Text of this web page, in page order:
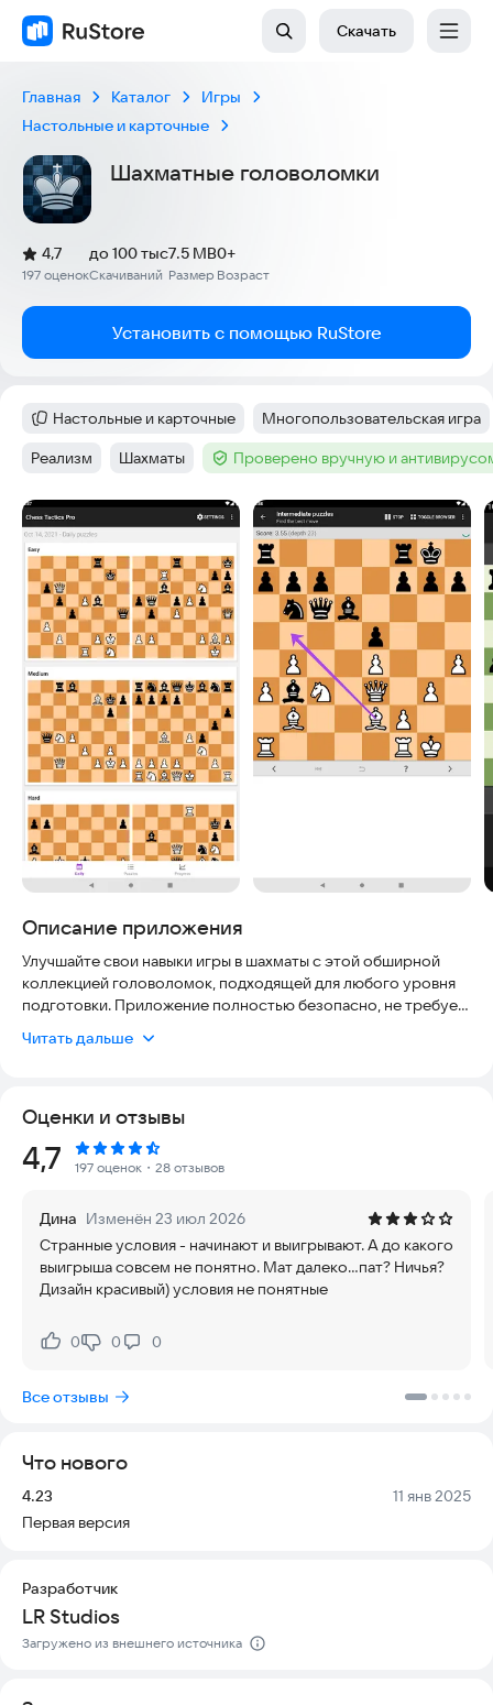
Скачать
Главная Каталог
Игры
Настольные и карточные
Шахматные головоломки
Рейтинг:
4,7
(
197 оценок
)
Скачиваний
до 100 тыс
Размер
7.5 MB
Возраст
0+
Установить с помощью RuStore
Категория:
Настольные и карточные Тег:
Многопользовательская игра
Тег:
Реализм Тег:
Шахматы Тег :Проверено вручную и
Скриншоты
Описание приложения
Улучшайте свои навыки игры в шахматы с этой обширной
коллекцией головоломок, подходящей для любого уровня
подготовки. Приложение полностью безопасно, не требует
удобный доступ к тренировкам в любое время.
режима работы:
- Ежедневное решение задач для поддержания формы
- Офлайн-режим для решения наборов головоломок без
- Режим «Состязания», где вы соревнуетесь с задачами
своего уровня и узнаете свой рейтинг Elo
Все представленные головоломки отличаются высоким
решение. Сложность варьируется от начального уровня для
новичков до экспертного для продвинутых игроков.
Дополнительные возможности приложения:
позиций
- Возможность добавлять любимые задачи в закладки
- Полная оптимизация для работы на планшетах и
функций и запутанных настроек
Попробуйте приложение прямо сейчас и начните
Читать дальше
Оценки и отзывы
Рейтинг:
4,7 197 оценок ・28 отзывов
Дина Изменён 23 июл 2026
Странные условия - начинают и выигрывают. А до какого
выигрыша совсем не понятно. Мат далеко...пат? Ничья?
Дизайн красивый) условия не понятные
Нравится:
0Не нравится:
0 0
Все отзывы
Что нового
Версия:
4.23 Дата:
11 янв 2025
Первая версия
Разработчик
LR Studios
Загружено из внешнего источника